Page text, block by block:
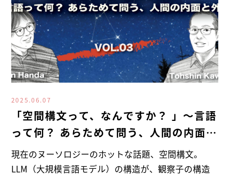
2025.06.07
「空間構文って、なんですか？ 」～言語
って何？ あらためて問う、人間の内面と
外面～
現在のヌーソロジーのホットな話題、空間構文。
LLM（大規模言語モデル）の構造が、観察子の構造